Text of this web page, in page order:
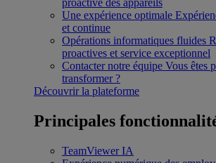
proactive des appareils
Une expérience optimale
et continue
Opérations informatiques fluides
proactives et service exceptionnel
Contacter notre équipe Vous êtes
transformer ?
Découvrir la plateforme
Principales
TeamViewer IA